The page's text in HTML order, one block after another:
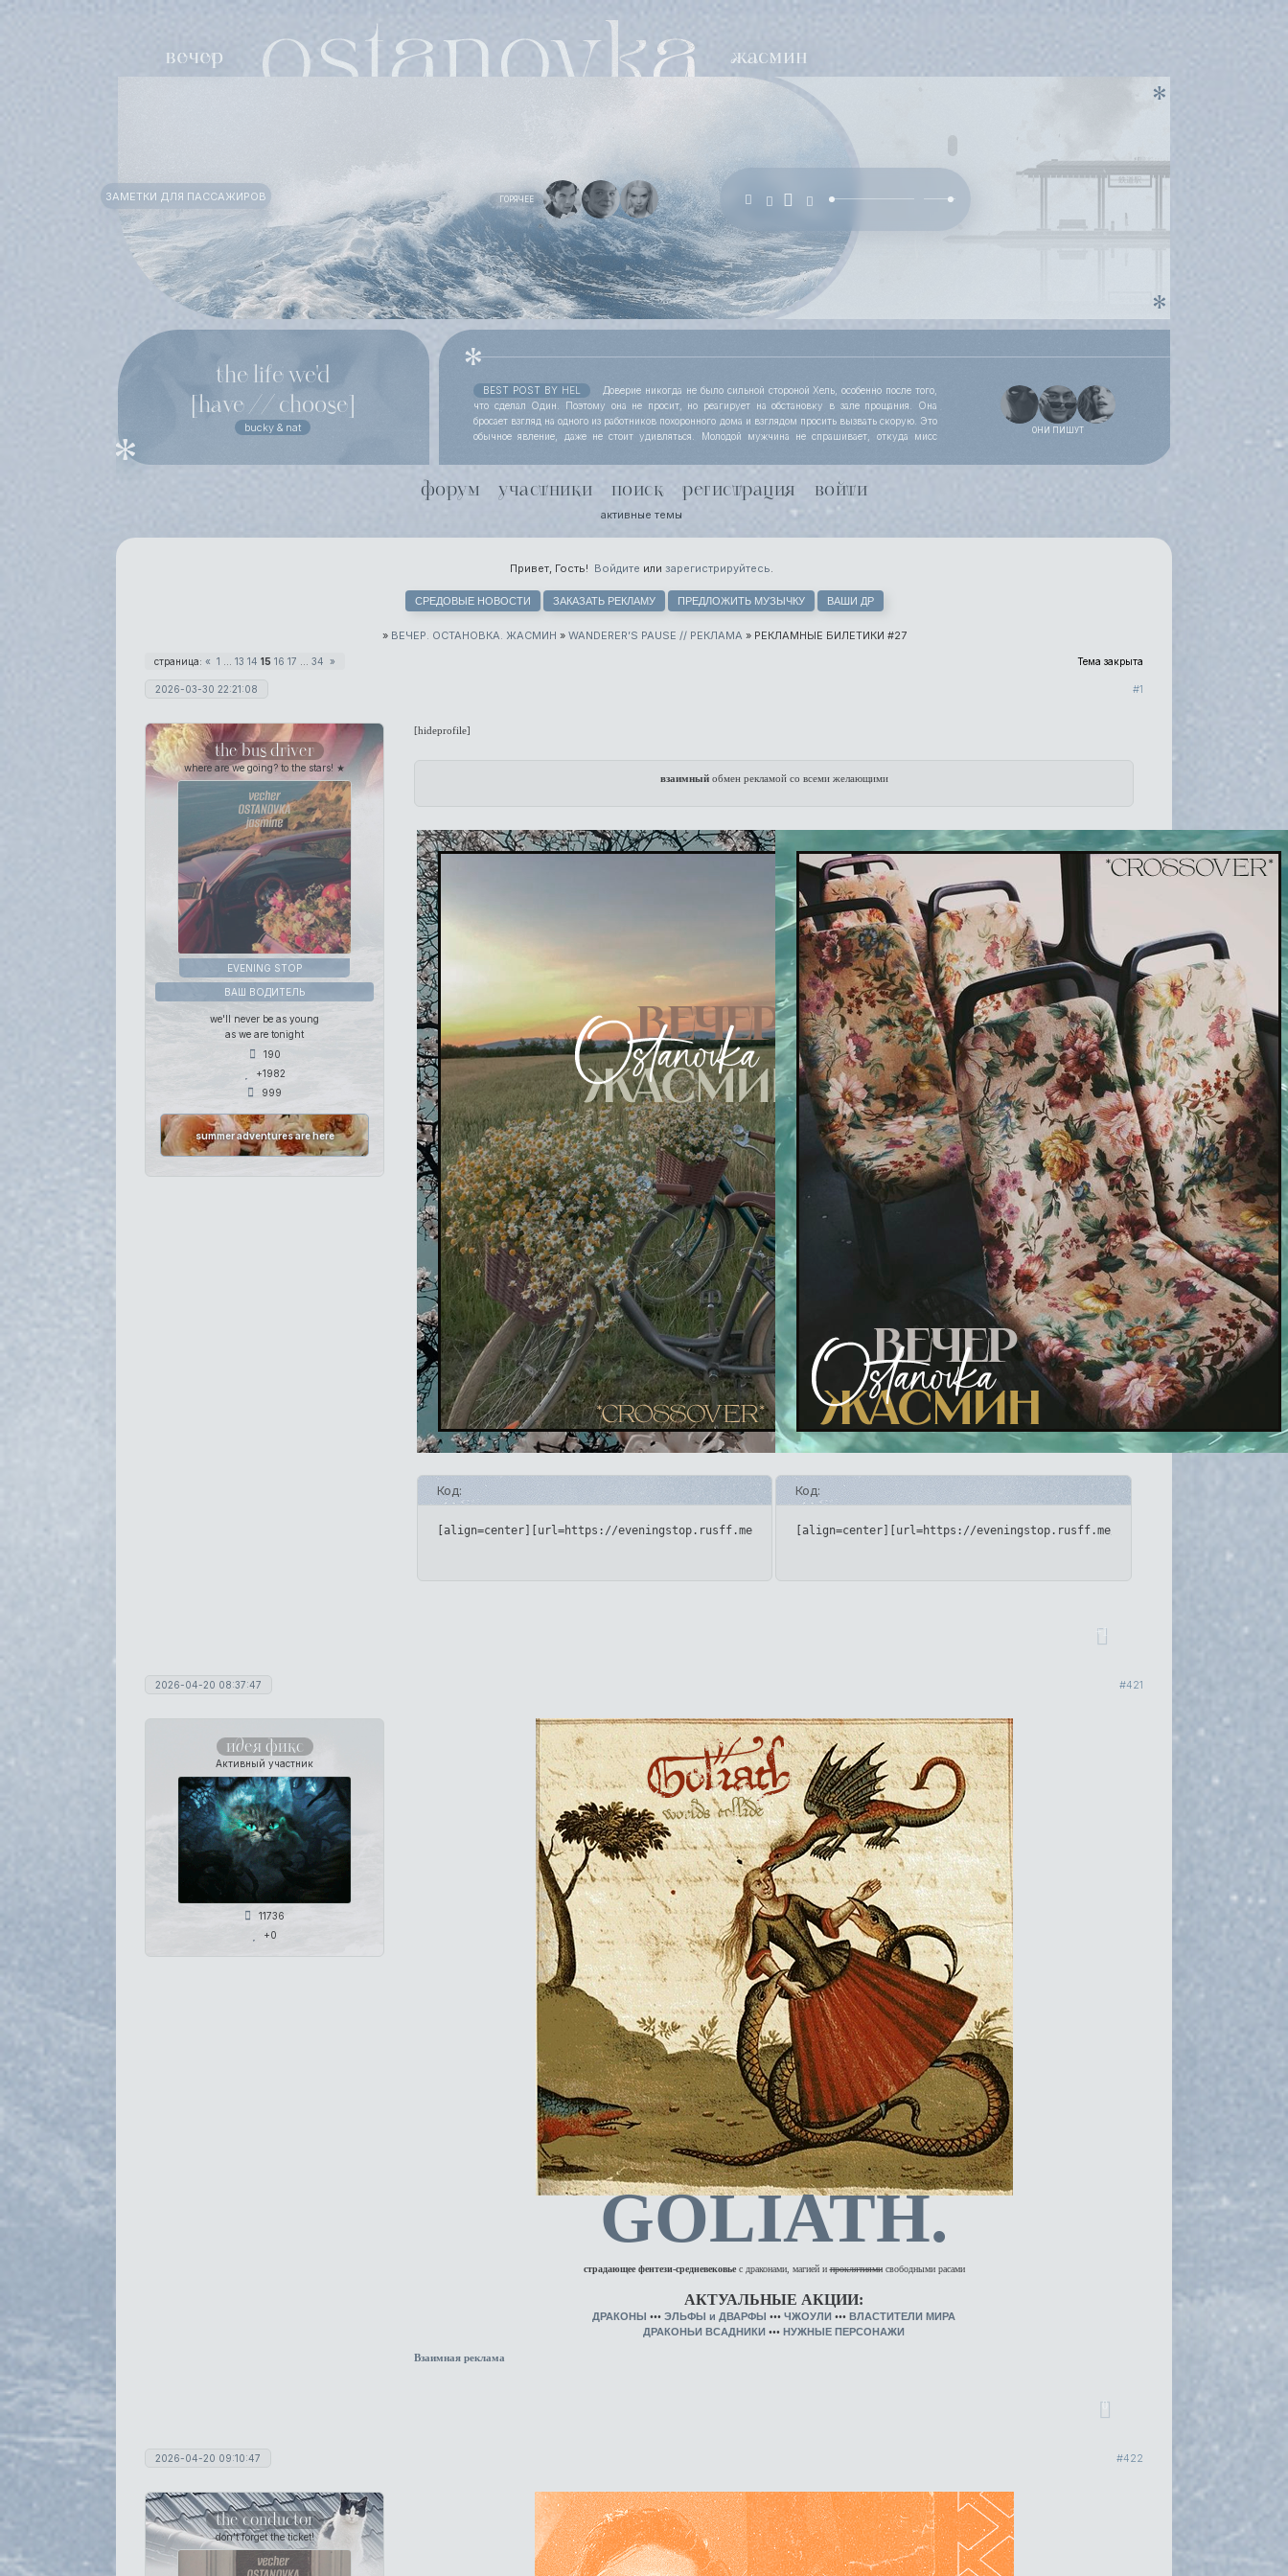
ОНИ ПИШУТ
BEST POST BY HEL
Доверие никогда не было сильной стороной Хель, особенно после того,
что сделал Один. Поэтому она не просит, но реагирует на обстановку в зале прощания. Она
бросает взгляд на одного из работников похоронного дома и взглядом просить вызвать скорую. Это
обычное явление, даже не стоит удивляться. Молодой мужчина не спрашивает, откуда мисс
поняли, что чутью незнакомки лучше доверять. Хель чуть хмурится.
the life we'd
[have // choose]
bucky & nat
ГОРЯЧЕЕ
ЗАМЕТКИ ДЛЯ ПАССАЖИРОВ
форум участники поиск регистрация войти
активные темы
СРЕДОВЫЕ НОВОСТИ ЗАКАЗАТЬ РЕКЛАМУ ПРЕДЛОЖИТЬ МУЗЫЧКУ ВАШИ ДР
Привет, Гость! Войдите или зарегистрируйтесь.
» ВЕЧЕР. ОСТАНОВКА. ЖАСМИН » WANDERER’S PAUSE // РЕКЛАМА » РЕКЛАМНЫЕ БИЛЕТИКИ #27
страница: « 1 13 14 15 16 17 34 » Тема закрыта
1
2026-03-30 22:21:08
the bus driver
where are we going? to the stars! ★
EVENING STOP
ВАШ ВОДИТЕЛЬ
we'll never be as young
as we are tonight
190
+1982
999
summer adventures are here
[hideprofile]
взаимныйобмен рекламой со всеми желающими
Код:
[align=center][url=https://eveningstop.rusff.me/][img]https://upforme.ru/uploads/001c/6e/7e/17/967931.png[/img][/url][/align]
Код:
[align=center][url=https://eveningstop.rusff.me/][img]https://
+1
421
2026-04-20 08:37:47
идея фикс
Активный участник
11736
+0
GOLIATH.
страдающее фентези-средневековьес драконами, магией ипроклятиямисвободными расами
АКТУАЛЬНЫЕ АКЦИИ:
ДРАКОНЫ ••• ЭЛЬФЫ и ДВАРФЫ ••• ЧЖОУЛИ ••• ВЛАСТИТЕЛИ МИРА
ДРАКОНЬИ ВСАДНИКИ ••• НУЖНЫЕ ПЕРСОНАЖИ
Взаимная реклама
0
422
2026-04-20 09:10:47
the conductor
don't forget the ticket!